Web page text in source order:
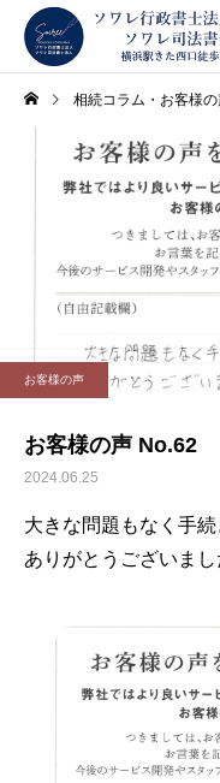
相続コラム・お客様
お客様の声
お客様の声 No.62
2024.06.25
大きな問題もなく手
ありがとうございまし